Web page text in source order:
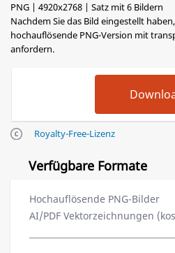
PNG | 4920x2768 | Satz mit 6 Bildern
Nachdem Sie das Bild eingestellt
hochauflösende PNG-Version mit
anfordern.
Royalty-Free-Lizenz
Verfügbare Formate
Hochauflösende PNG-Bilder
AI/PDF Vektorzeichnungen